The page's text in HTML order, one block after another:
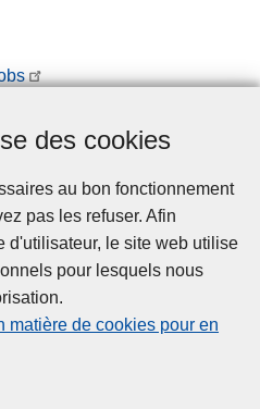
des cookies
au bon fonctionnement
pas les refuser. Afin
d'utilisateur, le site web utilise
pour lesquels nous
matière de cookies pour en